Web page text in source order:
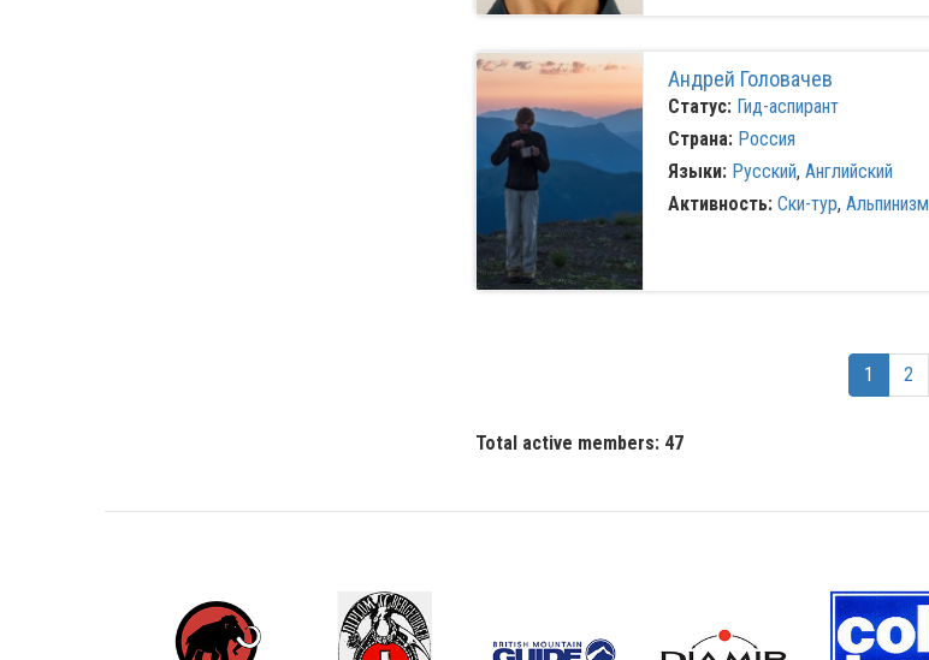
Андрей Головачев
Статус: Гид-аспирант
Страна: Россия
Языки: Русский, Английский
Активность: Ски-тур, Альпинизм
1 2
Total active members: 47